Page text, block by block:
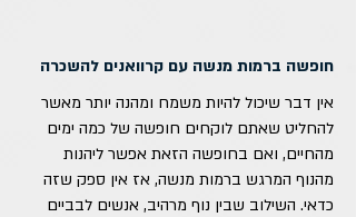
חופשה ברמות מנשה עם קרוואנים להשכרה
אין דבר שיכול להיות משמח ומהנה יותר מאשר
להחליט שאתם לוקחים חופשה של כמה ימים
מהחיים, ואם בחופשה הזאת אפשר ליהנות
מהנוף המרגש ברמות מנשה, אז אין ספק שזה
כדאי. השילוב שבין נוף מרהיב, אנשים לבביים